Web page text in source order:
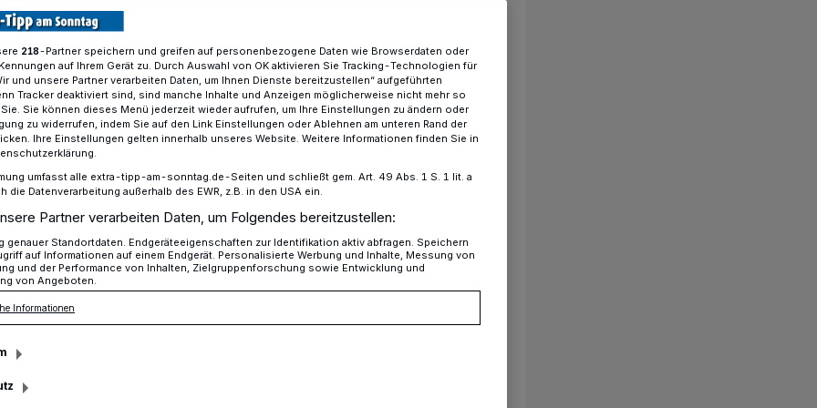
Gladbach geniessen auf dem Schillerplatz
Weinfest auf dem Schillerplatz
geht in
sensationellen Erfolgen im September
andere Weinfest Gladbach
seine dritte Auflage auf dem
218-Partner speichern und greifen auf personenbezogene Daten wie Browserdaten oder
auf Ihrem Gerät zu. Durch Auswahl von OK aktivieren Sie Tracking-Technologien für
und unsere Partner verarbeiten Daten, um Ihnen Dienste bereitzustellen“ aufgeführten
Tracker deaktiviert sind, sind manche Inhalte und Anzeigen möglicherweise nicht mehr so
Sie können dieses Menü jederzeit wieder aufrufen, um Ihre Einstellungen zu ändern oder
zu widerrufen, indem Sie auf den Link Einstellungen oder Ablehnen am unteren Rand der
Ihre Einstellungen gelten innerhalb unseres Website. Weitere Informationen finden Sie in
umfasst alle extra-tipp-am-sonntag.de-Seiten und schließt gem. Art. 49 Abs. 1 S. 1 lit. a
die Datenverarbeitung außerhalb des EWR, z.B. in den USA ein.
Partner verarbeiten Daten, um Folgendes bereitzustellen:
genauer Standortdaten. Endgeräteeigenschaften zur Identifikation aktiv abfragen. Speichern
auf Informationen auf einem Endgerät. Personalisierte Werbung und Inhalte, Messung von
und der Performance von Inhalten, Zielgruppenforschung sowie Entwicklung und
von Angeboten.
Informationen